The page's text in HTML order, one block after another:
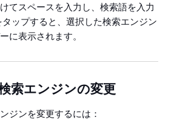
てスペースを入力し、検索語を入力
ップすると、選択した検索エンジン
に表示されます。
索エンジンの変更
ジンを変更するには：